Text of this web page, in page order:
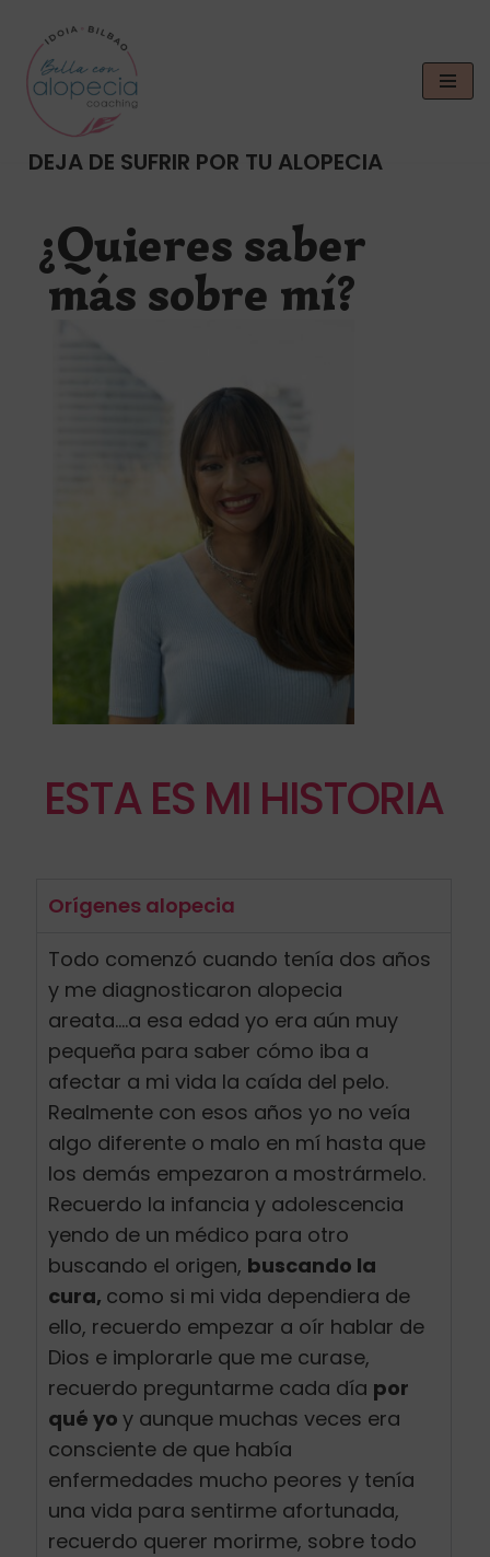
Saltar
al
contenido
DEJA DE SUFRIR POR TU ALOPECIA
¿Quieres saber
más sobre mí?
ESTA ES MI HISTORIA
Orígenes alopecia
Todo comenzó cuando tenía dos años
y me diagnosticaron alopecia
areata….a esa edad yo era aún muy
pequeña para saber cómo iba a
afectar a mi vida la caída del pelo.
Realmente con esos años yo no veía
algo diferente o malo en mí hasta que
los demás empezaron a mostrármelo.
Recuerdo la infancia y adolescencia
yendo de un médico para otro
buscando el origen, buscando la
cura, como si mi vida dependiera de
ello, recuerdo empezar a oír hablar de
Dios e implorarle que me curase,
recuerdo preguntarme cada día por
qué yoy aunque muchas veces era
consciente de que había
enfermedades mucho peores y tenía
una vida para sentirme afortunada,
recuerdo querer morirme, sobre todo